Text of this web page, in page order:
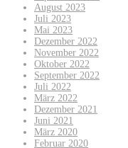
August 2023
Juli 2023
Mai 2023
Dezember 2022
November 2022
Oktober 2022
September 2022
Juli 2022
März 2022
Dezember 2021
Juni 2021
März 2020
Februar 2020